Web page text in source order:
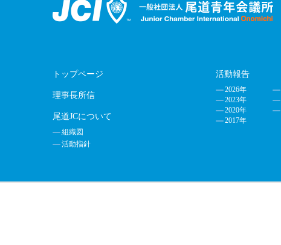
トップページ
理事長所信
尾道JCについて
組織図
活動指針
活動報告
2026年
2023年
2020年
2017年